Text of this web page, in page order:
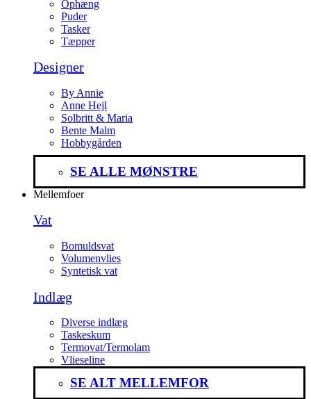
Ophæng
Puder
Tasker
Tæpper
Designer
By Annie
Anne Hejl
Solbritt & Maria
Bente Malm
Hobbygården
SE ALLE MØNSTRE
Mellemfoer
Vat
Bomuldsvat
Volumenvlies
Syntetisk vat
Indlæg
Diverse indlæg
Taskeskum
Termovat/Termolam
Vlieseline
SE ALT MELLEMFOR